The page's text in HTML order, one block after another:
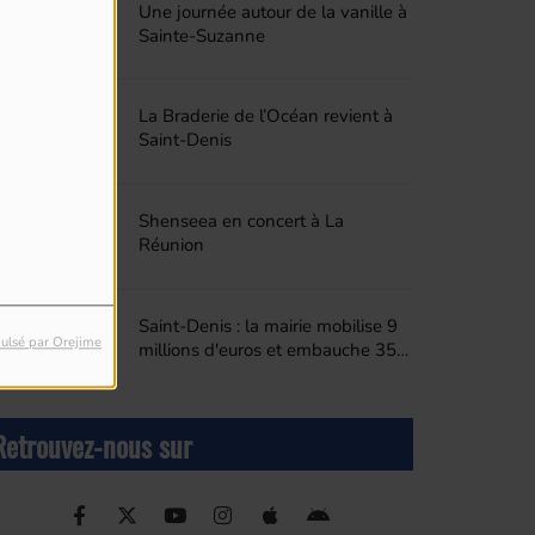
par Orejime
Une journée autour de la vanille à
Sainte-Suzanne
La Braderie de l’Océan revient à
Saint-Denis
Shenseea en concert à La
Réunion
Saint-Denis : la mairie mobilise 9
millions d'euros et embauche 350
PEC
nous sur